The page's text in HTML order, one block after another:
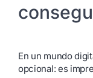
En un mundo
opcional: es